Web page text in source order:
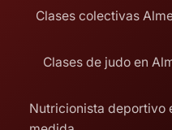
Clases colectivas
Clases de judo en
Nutricionista deportivo